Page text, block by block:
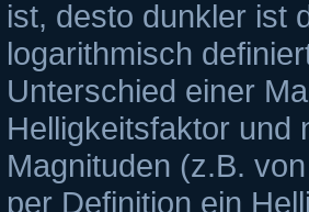
ist, desto dunkler ist
logarithmisch
Unterschied einer
Helligkeitsfaktor und
Magnituden (z.B.
per Definition ein